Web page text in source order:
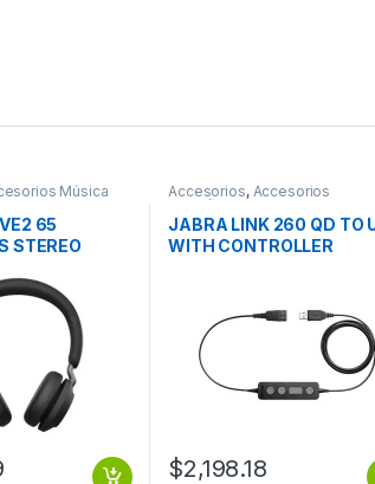
Música
65
STEREO
Accesorios, Accesorios
Telefónicos
JABRA LINK 260 QD TO
WITH CONTROLLER
$2,198.18